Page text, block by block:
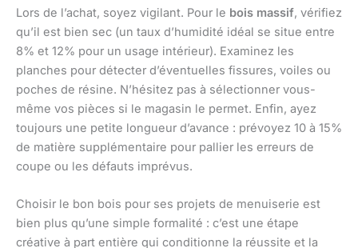
Lors de l’achat, soyez vigilant. Pour le bois massif, vérifiez
qu’il est bien sec (un taux d’humidité idéal se situe entre
8% et 12% pour un usage intérieur). Examinez les
planches pour détecter d’éventuelles fissures, voiles ou
poches de résine. N’hésitez pas à sélectionner vous-
même vos pièces si le magasin le permet. Enfin, ayez
toujours une petite longueur d’avance : prévoyez 10 à 15%
de matière supplémentaire pour pallier les erreurs de
coupe ou les défauts imprévus.
Choisir le bon bois pour ses projets de menuiserie est
bien plus qu’une simple formalité : c’est une étape
créative à part entière qui conditionne la réussite et la